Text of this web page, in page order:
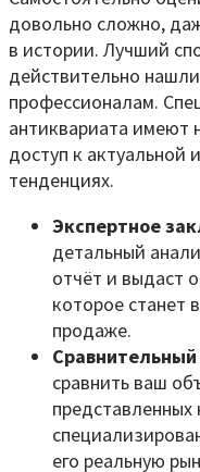
довольно сложно,
в истории. Лучший
действительно
профессионалам.
антиквариата имеют
доступ к
тенденциях.
Экспертное
детальный
отчёт и выдаст
которое станет
продаже.
сравнить ваш
представленных
его реальную